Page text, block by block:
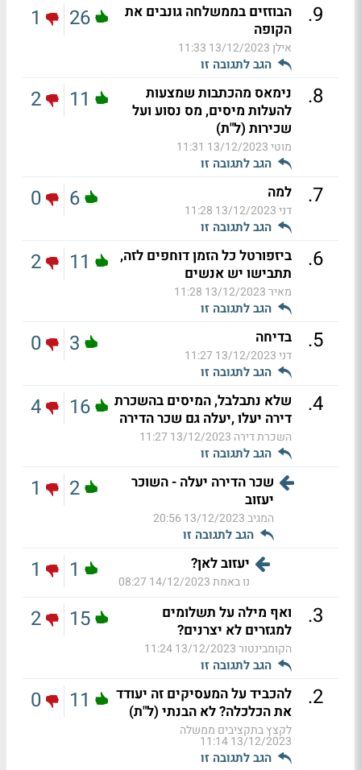
9
.
הבוזזים בממשלחה גונבים את
הקופה
אילן13/12/2023 11:33
הגב לתגובה זו
26
1
8
.
נימאס מהכתבות שמצעות
להעלות מיסים, מס נסוע ועל
שכירות (ל"ת)
מוטי13/12/2023 11:31
הגב לתגובה זו
11
2
7
. למה
דני13/12/2023 11:28
הגב לתגובה זו
6
0
6
.
ביזפורטל כל הזמן דוחפים לזה,
תתבישו יש אנשים
מאיר13/12/2023 11:28
הגב לתגובה זו
11
2
5
. בדיחה
דני13/12/2023 11:27
הגב לתגובה זו
3
0
4
.
שלא נתבלבל, המיסים בהשכרת
דירה יעלו ,יעלה גם שכר הדירה
השכרת דירה 13/12/2023 11:27
הגב לתגובה זו
16
4
שכר הדירה יעלה - השוכר
יעזוב
המגיב13/12/2023 20:56
הגב לתגובה זו
2
1
יעזוב לאן?
נו באמת14/12/2023 08:27
1
1
3
.
ואף מילה על תשלומים
למגזרים לא יצרנים?
הקומבינטור13/12/2023 11:24
הגב לתגובה זו
15
2
2
.
להכביד על המעסיקים זה יעודד
את הכלכלה? לא הבנתי (ל"ת)
לקצץ בתקציבים ממשלה
13/12/2023 11:14
הגב לתגובה זו
11
0